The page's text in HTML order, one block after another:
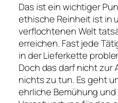
Das ist ein wichtiger
ethische Reinheit ist in
verflochtenen Welt
erreichen. Fast jede
in der Lieferkette
Doch das darf nicht zur
nichts zu tun. Es geht
ehrliche Bemühung und